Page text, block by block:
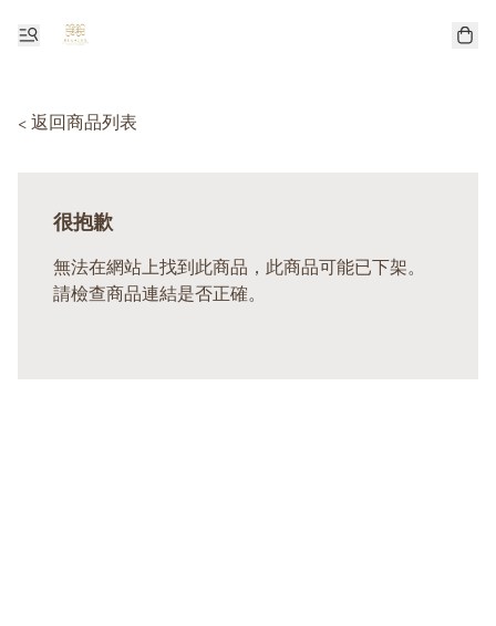
< 返回商品列表
很抱歉
無法在網站上找到此商品，此商品可能已下架。
請檢查商品連結是否正確。